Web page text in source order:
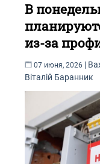
В
из-за
07 июня, 2026 |
Віталій Баранник